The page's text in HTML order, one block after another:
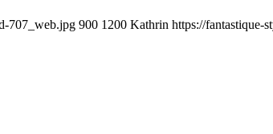
707_web.jpg 900 1200 Kathrin https://fantastique-